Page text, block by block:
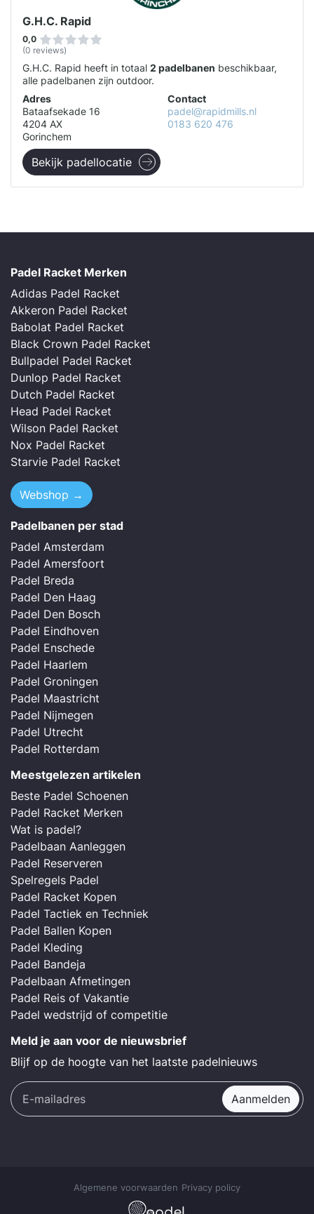
G.H.C. Rapid
0,0
(0 reviews)
G.H.C. Rapid heeft in totaal 2 padelbanen beschikbaar,
alle padelbanen zijn outdoor.
Adres
Bataafsekade 16
4204 AX
Gorinchem
Contact
padel@rapidmills.nl
0183 620 476
Bekijk padellocatie
Padel Racket Merken
Adidas Padel Racket
Akkeron Padel Racket
Babolat Padel Racket
Black Crown Padel Racket
Bullpadel Padel Racket
Dunlop Padel Racket
Dutch Padel Racket
Head Padel Racket
Wilson Padel Racket
Nox Padel Racket
Starvie Padel Racket
Webshop →
Padelbanen per stad
Padel Amsterdam
Padel Amersfoort
Padel Breda
Padel Den Haag
Padel Den Bosch
Padel Eindhoven
Padel Enschede
Padel Haarlem
Padel Groningen
Padel Maastricht
Padel Nijmegen
Padel Utrecht
Padel Rotterdam
Meestgelezen artikelen
Beste Padel Schoenen
Padel Racket Merken
Wat is padel?
Padelbaan Aanleggen
Padel Reserveren
Spelregels Padel
Padel Racket Kopen
Padel Tactiek en Techniek
Padel Ballen Kopen
Padel Kleding
Padel Bandeja
Padelbaan Afmetingen
Padel Reis of Vakantie
Padel wedstrijd of competitie
Meld je aan voor de nieuwsbrief
Blijf op de hoogte van het laatste padelnieuws
Aanmelden
Algemene voorwaarden Privacy policy